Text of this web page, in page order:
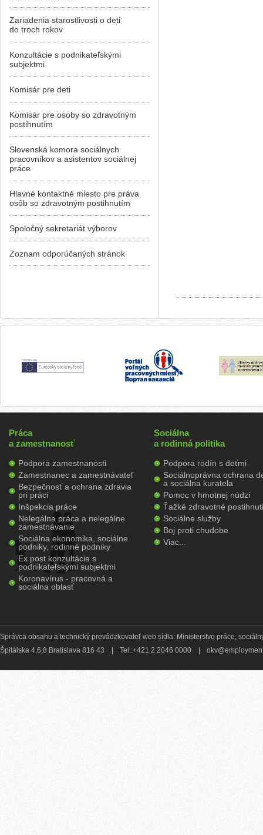
Zariadenia starostlivosti o deti
do troch rokov
Konzultácie s podnikateľskými
subjektmi
Komisár pre deti
Komisár pre osoby so zdravotným
postihnutím
Slovenská komora sociálnych
pracovníkov a asistentov sociálnej
práce
Hlavné kontaktné miesto pre práva
osôb so zdravotným postihnutím
Spoločný sekretariát výborov
Zoznam odporúčaných stránok
Práca
a zamestnanosť
Podpora zamestnanosti
Zamestnanec a zamestnávateľ
Bezpečnosť a ochrana zdravia
pri práci
Inšpekcia práce
Nelegálna práca a nelegálne
zamestnávanie
Sociálna ekonomika, sociálne
podniky, rodinné podniky
Ex post konzultácie s
podnikateľskými subjektmi
Koronavírus - pracovná a
sociálna oblasť
Sociálna
a rodinná politika
Podpora rodín s deťmi
Sociálnoprávna ochrana
a sociálna kuratela
Pomoc v hmotnej núdzi
Ťažké zdravotné
Sociálne služby
Boj proti chudobe
Viac...
Správca obsahu a technický prevádzkovateľ web sídla: Ministerstvo práce,
Špitálska 4,6,8 Bratislava 816 43
Tel.:+421 2 2046 0000